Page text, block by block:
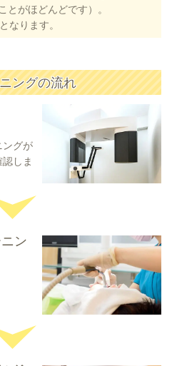
とがほどんどです）。
ります。
ングの流れ
ングが
しま
ン